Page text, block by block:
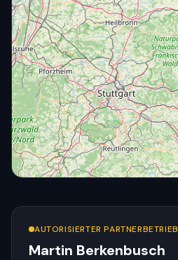
AUTORISIERTER PARTNERBETRIEB
Martin Berkenbusch